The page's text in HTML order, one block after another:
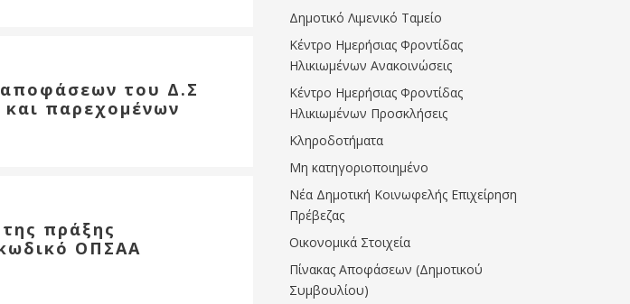
αποφάσεων του Δ.Σ
παρεχομένων
πράξης
ΟΠΣΑΑ
Δημοτικό Λιμενικό Ταμείο
Κέντρο Ημερήσιας Φροντίδας
Ηλικιωμένων Ανακοινώσεις
Κέντρο Ημερήσιας Φροντίδας
Ηλικιωμένων Προσκλήσεις
Κληροδοτήματα
Μη κατηγοριοποιημένο
Νέα Δημοτική Κοινωφελής Επιχείρηση
Πρέβεζας
Οικονομικά Στοιχεία
Πίνακας Αποφάσεων (Δημοτικού
Συμβουλίου)